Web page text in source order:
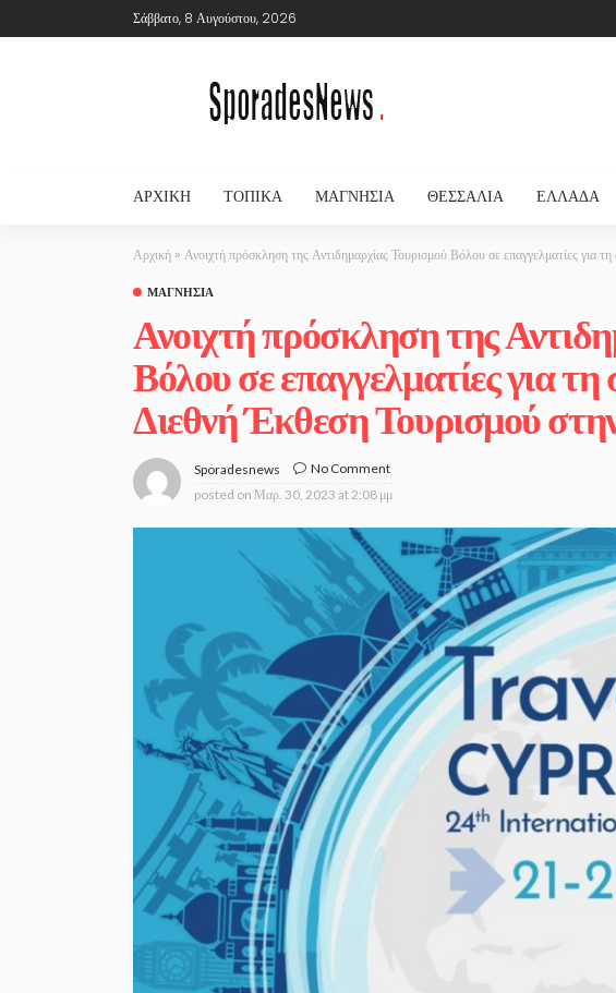
Σάββατο, 8 Αυγούστου, 2026
ΑΡΧΙΚΉ ΤΟΠΙΚΆ ΜΑΓΝΗΣΊΑ ΘΕΣΣΑΛΊΑ ΕΛΛΆΔΑ
Αρχική » Ανοιχτή πρόσκληση της Αντιδημαρχίας Τουρισμού Βόλου σε επαγγελματίες για
ΜΑΓΝΗΣΊΑ
Ανοιχτή πρόσκληση της
Βόλου σε επαγγελματίες για
Διεθνή Έκθεση Τουρισμού
Sporadesnews
No Comment
posted on Μαρ. 30, 2023 at 2:08 μμ